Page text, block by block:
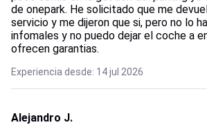
de onepark. He solicitado que me
servicio y me dijeron que si, pero no lo
infomales y no puedo dejar el coche a
ofrecen garantias.
Experiencia desde: 14 jul 2026
Alejandro J.